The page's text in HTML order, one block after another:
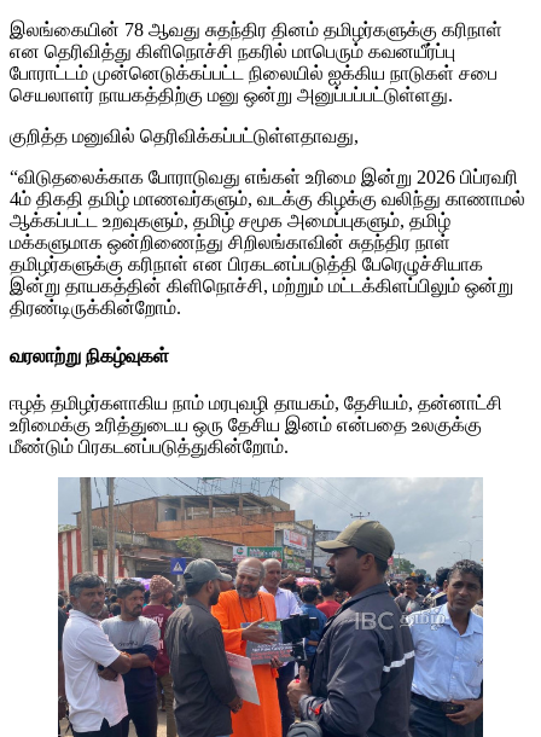
Share
இலங்கையின் 78 ஆவது சுதந்திர தினம் தமிழர்களுக்கு கரிநாள்
என தெரிவித்து கிளிநொச்சி நகரில் மாபெரும் கவனயீர்ப்பு
போராட்டம் முன்னெடுக்கப்பட்ட நிலையில் ஐக்கிய நாடுகள் சபை
செயலாளர் நாயகத்திற்கு மனு ஒன்று அனுப்பப்பட்டுள்ளது.
குறித்த மனுவில் தெரிவிக்கப்பட்டுள்ளதாவது,
“விடுதலைக்காக போராடுவது எங்கள் உரிமை இன்று 2026 பிப்ரவரி
4ம் திகதி தமிழ் மாணவர்களும், வடக்கு கிழக்கு வலிந்து காணாமல்
ஆக்கப்பட்ட உறவுகளும், தமிழ் சமூக அமைப்புகளும், தமிழ்
மக்களுமாக ஒன்றிணைந்து சிறிலங்காவின் சுதந்திர நாள்
தமிழர்களுக்கு கரிநாள் என பிரகடனப்படுத்தி பேரெழுச்சியாக
இன்று தாயகத்தின் கிளிநொச்சி, மற்றும் மட்டக்கிளப்பிலும் ஒன்று
திரண்டிருக்கின்றோம்.
வரலாற்று நிகழ்வுகள்
ஈழத் தமிழர்களாகிய நாம் மரபுவழி தாயகம், தேசியம், தன்னாட்சி
உரிமைக்கு உரித்துடைய ஒரு தேசிய இனம் என்பதை உலகுக்கு
மீண்டும் பிரகடனப்படுத்துகின்றோம்.